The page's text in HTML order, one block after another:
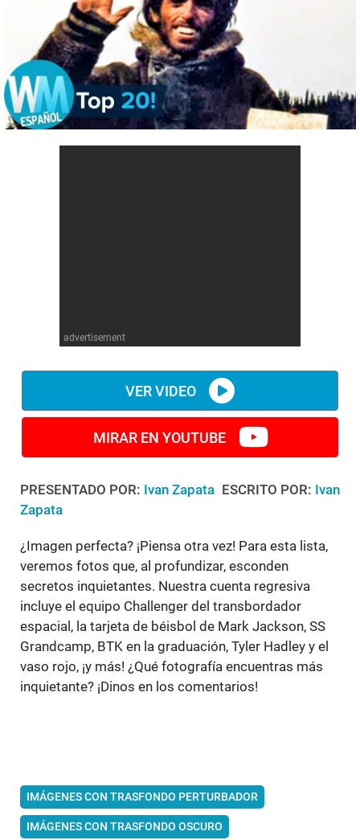
Anime
Cultura Pop
Videojuegos
Cómics
Anime
Cultura Pop
advertisement
VER VIDEO
MIRAR EN YOUTUBE
PRESENTADO POR: Ivan Zapata ESCRITO POR: Ivan
Zapata
¿Imagen perfecta? ¡Piensa otra vez! Para esta lista,
veremos fotos que, al profundizar, esconden
secretos inquietantes. Nuestra cuenta regresiva
incluye el equipo Challenger del transbordador
espacial, la tarjeta de béisbol de Mark Jackson, SS
Grandcamp, BTK en la graduación, Tyler Hadley y el
vaso rojo, ¡y más! ¿Qué fotografía encuentras más
inquietante? ¡Dinos en los comentarios!
IMÁGENES CON TRASFONDO PERTURBADOR
IMÁGENES CON TRASFONDO OSCURO